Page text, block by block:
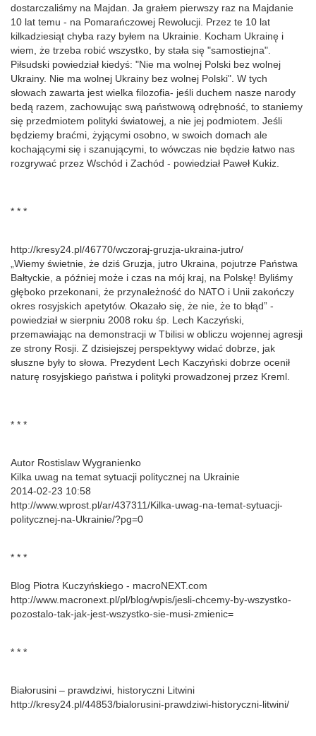
dostarczaliśmy na Majdan. Ja grałem pierwszy raz na Majdanie
10 lat temu - na Pomarańczowej Rewolucji. Przez te 10 lat
kilkadziesiąt chyba razy byłem na Ukrainie. Kocham Ukrainę i
wiem, że trzeba robić wszystko, by stała się "samostiejna".
Piłsudski powiedział kiedyś: "Nie ma wolnej Polski bez wolnej
Ukrainy. Nie ma wolnej Ukrainy bez wolnej Polski". W tych
słowach zawarta jest wielka filozofia- jeśli duchem nasze narody
bedą razem, zachowując swą państwową odrębność, to staniemy
się przedmiotem polityki światowej, a nie jej podmiotem. Jeśli
będziemy braćmi, żyjącymi osobno, w swoich domach ale
kochającymi się i szanującymi, to wówczas nie będzie łatwo nas
rozgrywać przez Wschód i Zachód - powiedział Paweł Kukiz.
* * *
http://kresy24.pl/46770/wczoraj-gruzja-ukraina-jutro/
„Wiemy świetnie, że dziś Gruzja, jutro Ukraina, pojutrze Państwa
Bałtyckie, a później może i czas na mój kraj, na Polskę! Byliśmy
głęboko przekonani, że przynależność do NATO i Unii zakończy
okres rosyjskich apetytów. Okazało się, że nie, że to błąd” -
powiedział w sierpniu 2008 roku śp. Lech Kaczyński,
przemawiając na demonstracji w Tbilisi w obliczu wojennej agresji
ze strony Rosji. Z dzisiejszej perspektywy widać dobrze, jak
słuszne były to słowa. Prezydent Lech Kaczyński dobrze ocenił
naturę rosyjskiego państwa i polityki prowadzonej przez Kreml.
* * *
Autor Rostislaw Wygranienko
Kilka uwag na temat sytuacji politycznej na Ukrainie
2014-02-23 10:58
http://www.wprost.pl/ar/437311/Kilka-uwag-na-temat-sytuacji-
politycznej-na-Ukrainie/?pg=0
* * *
Blog Piotra Kuczyńskiego - macroNEXT.com
http://www.macronext.pl/pl/blog/wpis/jesli-chcemy-by-wszystko-
pozostalo-tak-jak-jest-wszystko-sie-musi-zmienic=
* * *
Białorusini – prawdziwi, historyczni Litwini
http://kresy24.pl/44853/bialorusini-prawdziwi-historyczni-litwini/